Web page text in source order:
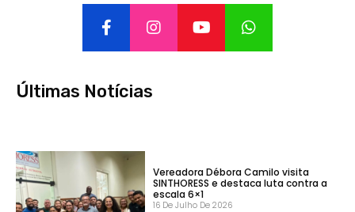
Últimas Notícias
Vereadora Débora Camilo visita
SINTHORESS e destaca luta contra a
escala 6×1
16 De Julho De 2026